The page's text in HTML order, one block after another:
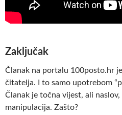
Zaključak
Članak na portalu 100posto.hr
čitatelja. I to samo upotrebom
Članak je točna vijest, ali
manipulacija. Zašto?